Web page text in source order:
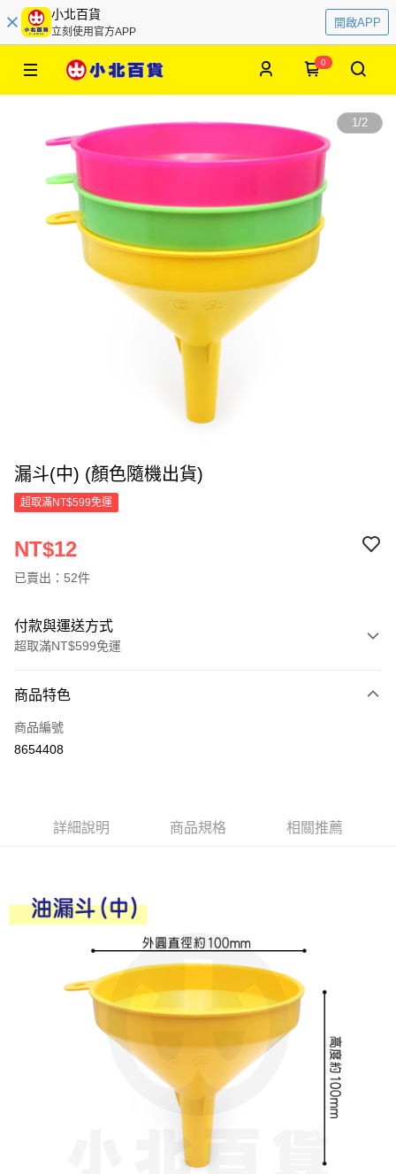
小北百貨
立刻使用官方APP
開啟APP
0
1/2
漏斗(中) (顏色隨機出貨)
超取滿NT$599免運
NT$12
已賣出：52件
付款與運送方式
超取滿NT$599免運
信用卡一次付款
超商取貨付款
街口支付
Google Pay
【關於「AFTEE先享後付」】
AFTEE先享後付是「在收到商品之後才付款」的支付方式。 讓您購物簡單
１．簡單：不需註冊會員、不需綁卡、不需儲值。
２．便利：只要手機號碼，簡訊認證，即可結帳。
３．安心：先確認商品／服務後，再付款。
【「AFTEE先享後付」結帳流程】
１．於結帳方式選擇「AFTEE先享後付」後，將跳轉至「AFTEE先享後付」
結帳頁面，進行簡訊認證並確認金額後，即可完成結帳。
２．訂單成立數日內，您將收到繳費通知簡訊。
３．收到繳費通知簡訊後14天內，點擊此簡訊中的連結，可透過四大超商／
ATM／網路銀行／等多元方式進行付款，方視為交易完成。
ATM付款
每筆NT$60，滿NT$599(含以上)免運費
每筆NT$60，滿NT$599(含以上)免運費
商品特色
商品編號
8654408
詳細說明 商品規格 相關推薦